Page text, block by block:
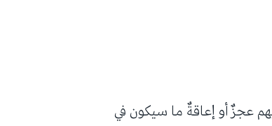
عجزٌ أو إعاقةٌ ما سيكون في